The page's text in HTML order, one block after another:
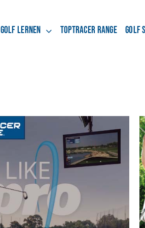
Golf lernen Toptracer Range Golf